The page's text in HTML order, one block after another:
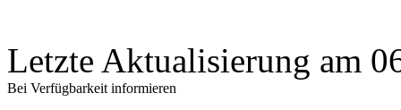
Letzte Aktualisierung am
Bei Verfügbarkeit informieren